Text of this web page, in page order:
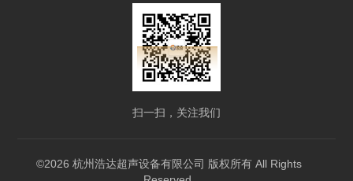
扫一扫，关注我们
©2026 杭州浩达超声设备有限公司 版权所有 All Rights